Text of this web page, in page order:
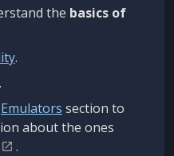
the basics of
.
.
Emulators section to
about the ones
.